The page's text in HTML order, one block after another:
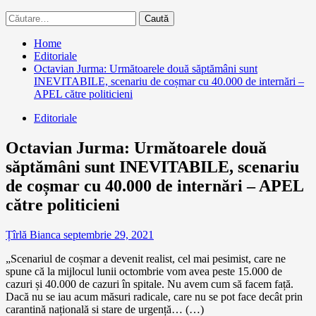
Caută
după:
Home
Editoriale
Octavian Jurma: Următoarele două săptămâni sunt
INEVITABILE, scenariu de coșmar cu 40.000 de internări –
APEL către politicieni
Editoriale
Octavian Jurma: Următoarele două
săptămâni sunt INEVITABILE, scenariu
de coșmar cu 40.000 de internări – APEL
către politicieni
Țîrlă Bianca septembrie 29, 2021
„Scenariul de coșmar a devenit realist, cel mai pesimist, care ne
spune că la mijlocul lunii octombrie vom avea peste 15.000 de
cazuri și 40.000 de cazuri în spitale. Nu avem cum să facem față.
Dacă nu se iau acum măsuri radicale, care nu se pot face decât prin
carantină națională si stare de urgență… (…)